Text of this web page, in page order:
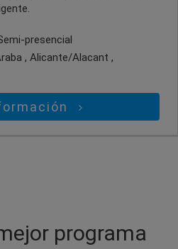
presencial
, Alicante/Alacant ,
programa